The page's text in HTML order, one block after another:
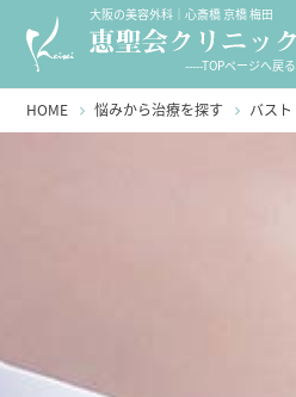
大阪の美容外科｜心斎橋 京橋 梅田
-----TOPページへ戻る
HOME 悩みから治療を探す バスト